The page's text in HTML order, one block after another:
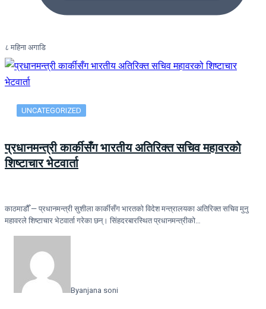
८ महिना अगाडि
UNCATEGORIZED
प्रधानमन्त्री कार्कीसँग भारतीय अतिरिक्त सचिव महावरको
शिष्टाचार भेटवार्ता
काठमाडौँ — प्रधानमन्त्री सुशीला कार्कीसँग भारतको विदेश मन्त्रालयका अतिरिक्त सचिव मुनु
महावरले शिष्टाचार भेटवार्ता गरेका छन्। सिंहदरबारस्थित प्रधानमन्त्रीको…
Byanjana soni